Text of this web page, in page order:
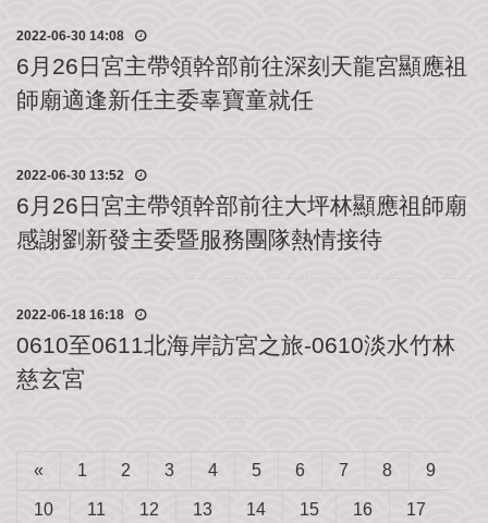
年
農
民
曆
聯
我
們
2022-06-30 14:08
6月26日宮主帶領幹部前往深刻天龍宮顯應祖
師廟適逢新任主委辜寶童就任
2022-06-30 13:52
6月26日宮主帶領幹部前往大坪林顯應祖師廟
感謝劉新發主委暨服務團隊熱情接待
2022-06-18 16:18
0610至0611北海岸訪宮之旅-0610淡水竹林
慈玄宮
« 1 2 3 4 5 6 7 8 9
10 11 12 13 14 15 16 17